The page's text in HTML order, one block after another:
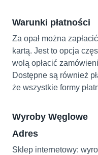
Warunki płatności
Za opał można
kartą. Jest to opcja
wolą opłacić
Dostępne są również
że wszystkie formy
Wyroby Węglowe
Adres
Sklep internetowy: